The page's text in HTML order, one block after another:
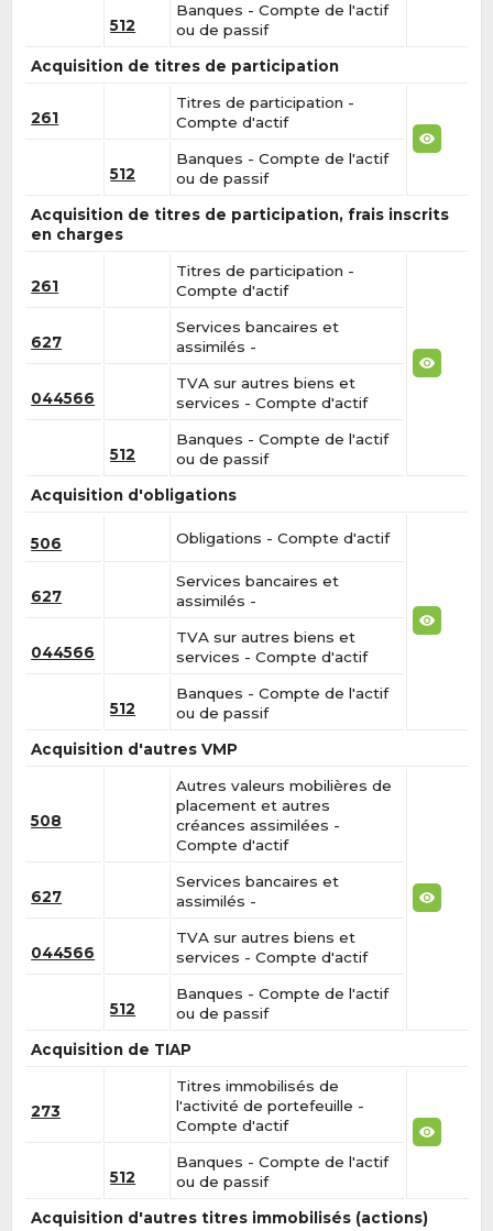
512
Banques - Compte de l'actif
ou de passif
Acquisition de titres de participation
261
Titres de participation -
Compte d'actif
512
Banques - Compte de l'actif
ou de passif
Acquisition de titres de participation, frais inscrits
en charges
261
Titres de participation -
Compte d'actif
627
Services bancaires et
assimilés -
044566
TVA sur autres biens et
services - Compte d'actif
512
Banques - Compte de l'actif
ou de passif
Acquisition d'obligations
506 Obligations - Compte d'actif
627
Services bancaires et
assimilés -
044566
TVA sur autres biens et
services - Compte d'actif
512
Banques - Compte de l'actif
ou de passif
Acquisition d'autres VMP
508
Autres valeurs mobilières de
placement et autres
créances assimilées -
Compte d'actif
627
Services bancaires et
assimilés -
044566
TVA sur autres biens et
services - Compte d'actif
512
Banques - Compte de l'actif
ou de passif
Acquisition de TIAP
273
Titres immobilisés de
l'activité de portefeuille -
Compte d'actif
512
Banques - Compte de l'actif
ou de passif
Acquisition d'autres titres immobilisés (actions)